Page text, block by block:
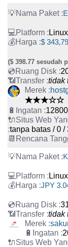
$
($ 398.77 sesudah
tidak
★★★☆☆
tanpa batas / 0 /
Linux
JPY
tidak